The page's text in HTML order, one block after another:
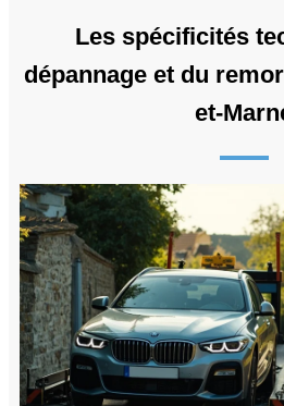
Les spécificités
dépannage et du
et-